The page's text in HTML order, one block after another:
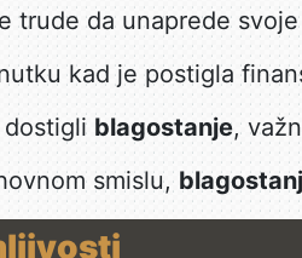
trude da unaprede svoje
kad je postigla
dostigli blagostanje,
smislu,